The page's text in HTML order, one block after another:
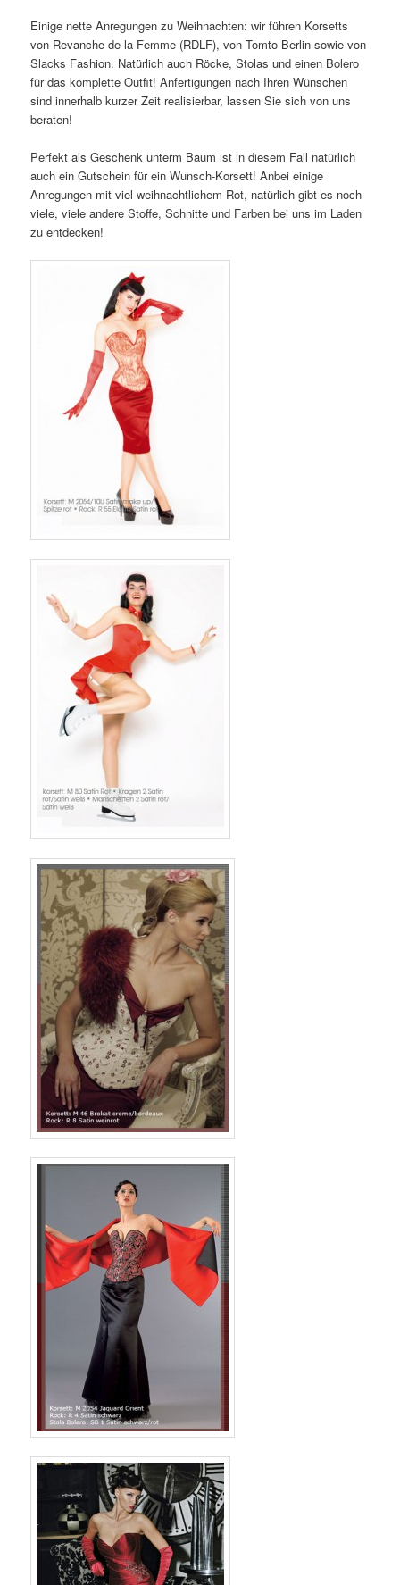
Einige nette Anregungen zu Weihnachten: wir führen Korsetts
von Revanche de la Femme (RDLF), von Tomto Berlin sowie von
Slacks Fashion. Natürlich auch Röcke, Stolas und einen Bolero
für das komplette Outfit! Anfertigungen nach Ihren Wünschen
sind innerhalb kurzer Zeit realisierbar, lassen Sie sich von uns
beraten!
Perfekt als Geschenk unterm Baum ist in diesem Fall natürlich
auch ein Gutschein für ein Wunsch-Korsett! Anbei einige
Anregungen mit viel weihnachtlichem Rot, natürlich gibt es noch
viele, viele andere Stoffe, Schnitte und Farben bei uns im Laden
zu entdecken!